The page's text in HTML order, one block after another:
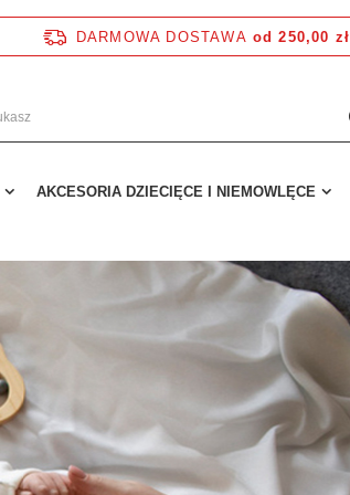
DARMOWA DOSTAWA od 250,00 zł
AKCESORIA DZIECIĘCE I NIEMOWLĘCE